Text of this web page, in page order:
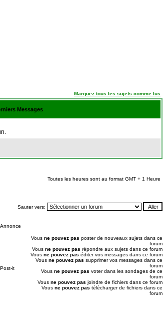
Marquez tous les sujets comme lus
Messages
Toutes les heures sont au format GMT + 1 Heure
Sauter vers:
Annonce
Post-it
Vous ne pouvez pas poster de nouveaux sujets dans ce
forum
Vous ne pouvez pas répondre aux sujets dans ce forum
Vous ne pouvez pas éditer vos messages dans ce forum
Vous ne pouvez pas supprimer vos messages dans ce
forum
Vous ne pouvez pas voter dans les sondages de ce
forum
Vous ne pouvez pas joindre de fichiers dans ce forum
Vous ne pouvez pas télécharger de fichiers dans ce
forum